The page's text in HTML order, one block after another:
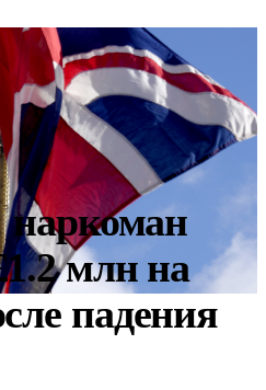
млн на
падения